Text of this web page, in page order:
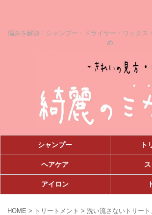
悩みを解決！シャンプー・ドライヤー・ワックス
め
シャンプー ト
ヘアケア
アイロン
HOME > トリートメント > 洗い流さないトリート